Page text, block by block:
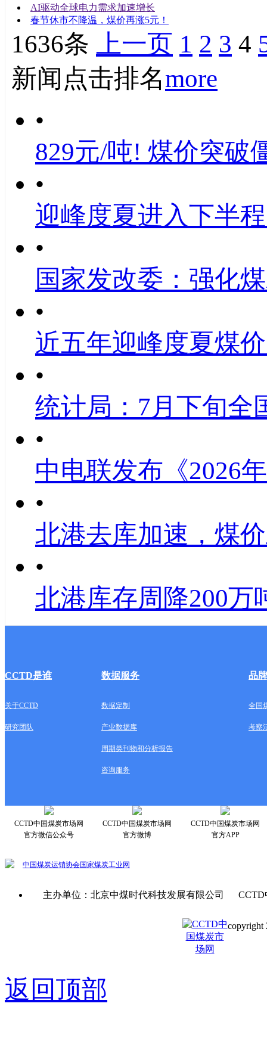
AI驱动全球电力需求加速增长
春节休市不降温，煤价再涨5元！
1636条 上一页 1 2 3 4
新闻点击排名more
•
829元/吨! 煤价突破
•
迎峰度夏进入下半
•
国家发改委：强化
•
近五年迎峰度夏煤
•
统计局：7月下旬全
•
中电联发布《2026
•
北港去库加速，煤
•
北港库存周降200万
CCTD是谁 数据服务 品
关于CCTD 数据定制 全国
研究团队 产业数据库 考察
周期类刊物和分析报告
咨询服务
CCTD中国煤炭市场网
官方微信公众号
CCTD中国煤炭市场网
官方微博
CCTD中国煤炭市场网
官方APP
中国煤炭运销协会国家煤炭工业网
主办单位：北京中煤时代科技发展有限公司
copyright
返回顶部